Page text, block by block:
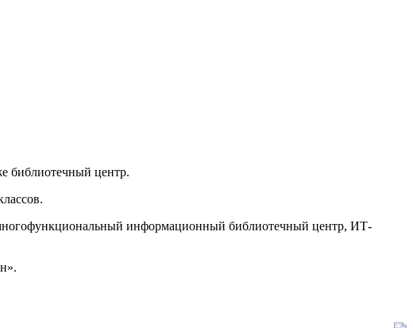
библиотечный центр.
многофункциональный информационный библиотечный центр, ИТ-